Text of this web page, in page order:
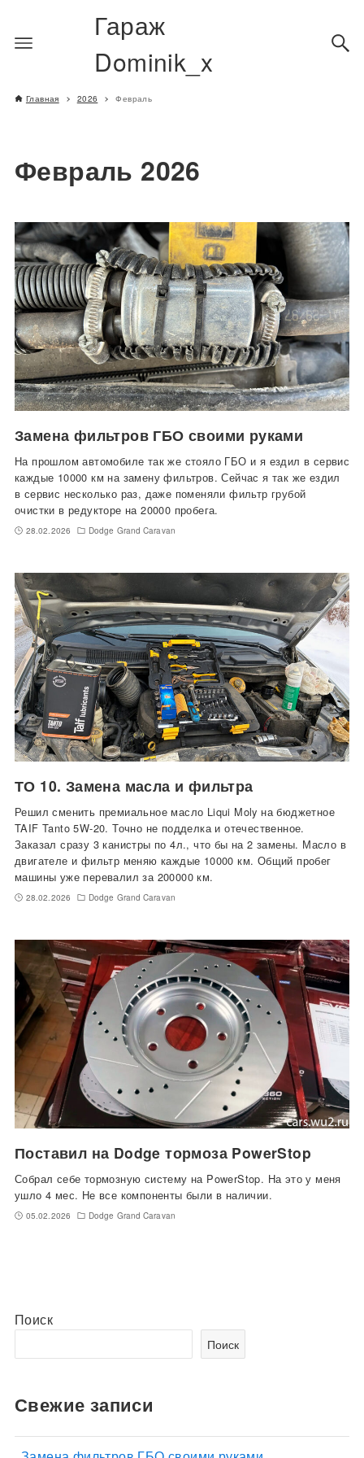
Гараж
Dominik_x
Главная 2026 Февраль
Февраль 2026
Замена фильтров ГБО своими руками
На прошлом автомобиле так же стояло ГБО и я ездил в сервис
каждые 10000 км на замену фильтров. Сейчас я так же ездил
в сервис несколько раз, даже поменяли фильтр грубой
очистки в редукторе на 20000 пробега.
28.02.2026 Dodge Grand Caravan
ТО 10. Замена масла и фильтра
Решил сменить премиальное масло Liqui Moly на бюджетное
TAIF Tanto 5W-20. Точно не подделка и отечественное.
Заказал сразу 3 канистры по 4л., что бы на 2 замены. Масло в
двигателе и фильтр меняю каждые 10000 км. Общий пробег
машины уже перевалил за 200000 км.
28.02.2026 Dodge Grand Caravan
Поставил на Dodge тормоза PowerStop
Собрал себе тормозную систему на PowerStop. На это у меня
ушло 4 мес. Не все компоненты были в наличии.
05.02.2026 Dodge Grand Caravan
Поиск
Поиск
Свежие записи